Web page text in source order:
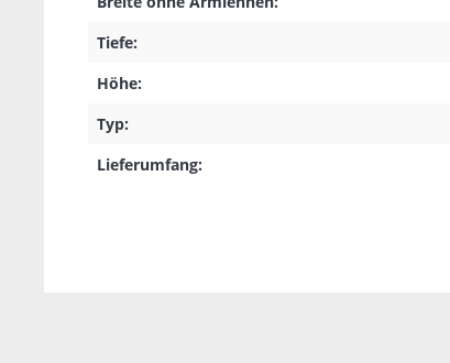
Tiefe:
Höhe:
Typ:
Lieferumfang: